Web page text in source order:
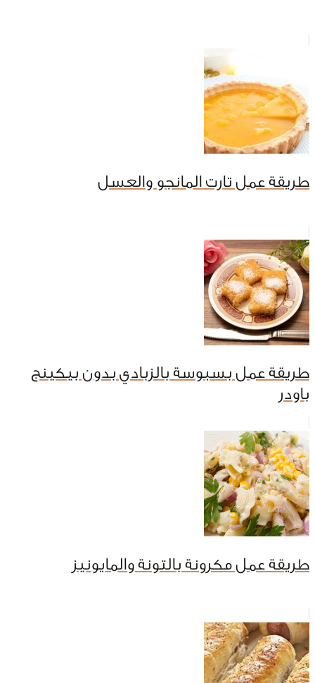
طريقة عمل تارت المانجو والعسل
طريقة عمل بسبوسة بالزبادي بدون بيكينج
باودر
طريقة عمل مكرونة بالتونة والمايونيز